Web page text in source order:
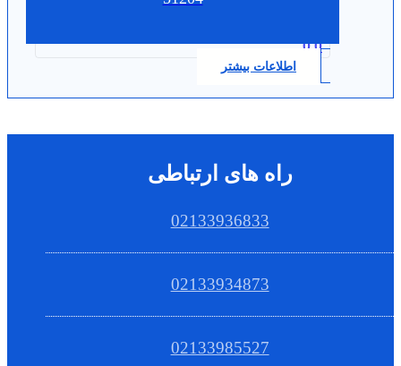
0.0
اطلاعات بیشتر
راه های ارتباطی
02133936833
02133934873
02133985527